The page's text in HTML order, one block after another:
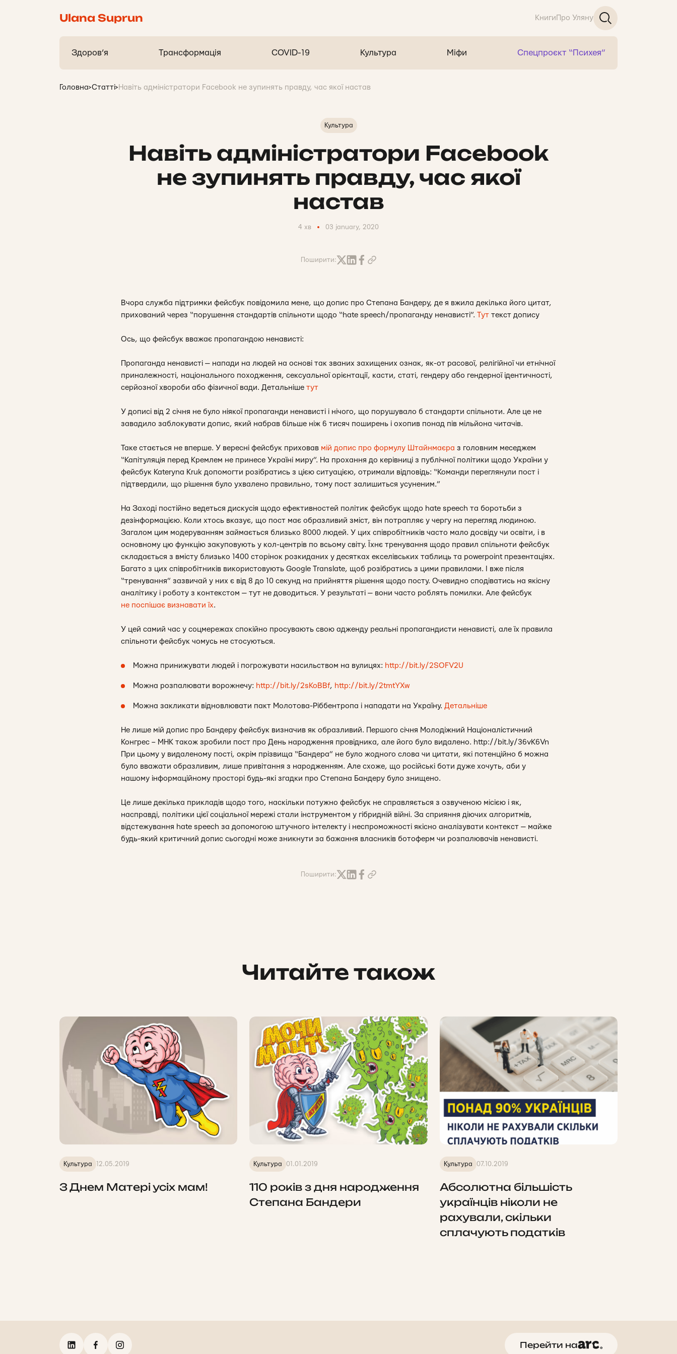
Ulana Suprun Книги Про Уляну
Здоров’я Трансформація COVID-19 Культура Міфи Спецпроєкт “Психея”
Головна>Статті> Навіть адміністратори Facebook не зупинять правду, час якої настав
Культура
Навіть адміністратори Facebook
не зупинять правду, час якої
настав
4 хв 03 january, 2020
Поширити:
Вчора служба підтримки фейсбук повідомила мене, що допис про Степана Бандеру, де я вжила декілька його цитат,
прихований через “порушення стандартів спільноти щодо “hate speech/пропаганду ненависті”. Тут текст допису
Ось, що фейсбук вважає пропагандою ненависті:
Пропаганда ненависті — напади на людей на основі так званих захищених ознак, як-от расової, релігійної чи етнічної
приналежності, національного походження, сексуальної орієнтації, касти, статі, гендеру або гендерної ідентичності,
серйозної хвороби або фізичної вади. Детальніше тут
У дописі від 2 січня не було ніякої пропаганди ненависті і нічого, що порушувало б стандарти спільноти. Але це не
завадило заблокувати допис, який набрав більше ніж 6 тисяч поширень і охопив понад пів мільйона читачів.
Таке стається не вперше. У вересні фейсбук приховав мій допис про формулу Штайнмаєра з головним меседжем
“Капітуляція перед Кремлем не принесе Україні миру”. На прохання до керівниці з публічної політики щодо України у
фейсбук Kateryna Kruk допомогти розібратись з цією ситуацією, отримали відповідь: “Команди переглянули пост і
підтвердили, що рішення було ухвалено правильно, тому пост залишиться усуненим.”
На Заході постійно ведеться дискусія щодо ефективностей політик фейсбук щодо hate speech та боротьби з
дезінформацією. Коли хтось вказує, що пост має образливий зміст, він потрапляє у чергу на перегляд людиною.
Загалом цим модеруванням займається близько 8000 людей. У цих співробітників часто мало досвіду чи освіти, і в
основному цю функцію закуповують у кол-центрів по всьому світу. Їхнє тренування щодо правил спільноти фейсбук
складається з вмісту близько 1400 сторінок розкиданих у десятках екселівських таблиць та powerpoint презентаціях.
Багато з цих співробітників використовують Google Translate, щоб розібратись з цими правилами. І вже після
“тренування” зазвичай у них є від 8 до 10 секунд на прийняття рішення щодо посту. Очевидно сподіватись на якісну
аналітику і роботу з контекстом — тут не доводиться. У результаті — вони часто роблять помилки. Але фейсбук
не поспішає визнавати їх.
У цей самий час у соцмережах спокійно просувають свою адженду реальні пропагандисти ненависті, але їх правила
спільноти фейсбук чомусь не стосуються.
Можна принижувати людей і погрожувати насильством на вулицях: http://bit.ly/2SOFV2U
Можна розпалювати ворожнечу: http://bit.ly/2sKoBBf, http://bit.ly/2tmtYXw
Можна закликати відновлювати пакт Молотова-Ріббентропа і нападати на Україну. Детальніше
Не лише мій допис про Бандеру фейсбук визначив як образливий. Першого січня Молодіжний Націоналістичний
Конгрес – МНК також зробили пост про День народження провідника, але його було видалено. http://bit.ly/36vK6Vn
При цьому у видаленому пості, окрім прізвища “Бандера” не було жодного слова чи цитати, які потенційно б можна
було вважати образливим, лише привітання з народженням. Але схоже, що російські боти дуже хочуть, аби у
нашому інформаційному просторі будь-які згадки про Степана Бандеру було знищено.
Це лише декілька прикладів щодо того, наскільки потужно фейсбук не справляється з озвученою місією і як,
насправді, політики цієї соціальної мережі стали інструментом у гібридній війні. За сприяння діючих алгоритмів,
відстежування hate speech за допомогою штучного інтелекту і неспроможності якісно аналізувати контекст — майже
будь-який критичний допис сьогодні може зникнути за бажання власників ботоферм чи розпалювачів ненависті.
Поширити:
Читайте також
Культура 12.05.2019
З Днем Матері усіх мам!
Культура 01.01.2019
110 років з дня народження
Степана Бандери
Культура 07.10.2019
Абсолютна більшість
українців ніколи не
рахували, скільки
сплачують податків
Перейти на